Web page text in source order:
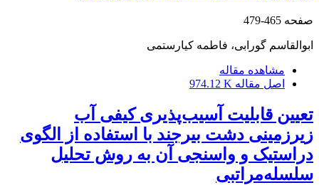
صفحه 465-479
ابوالقاسم گورابی، فاطمه کیارستمی
مشاهده مقاله
اصل مقاله 974.12 K
تعیین قابلیت آسیب‌پذیری کیفی آب
زیرزمینی دشت بیرجند با استفاده از الگوی
دراستیک و واسنجی آن به روش تحلیل
سلسله‌مراتبی